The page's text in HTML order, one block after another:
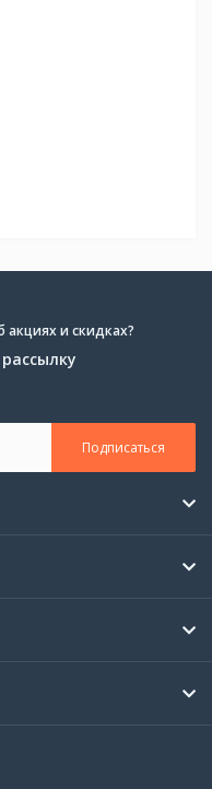
акциях и скидках?
Подписаться